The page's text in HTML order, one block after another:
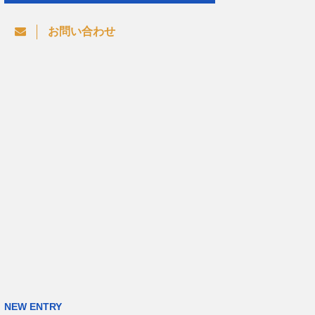
お問い合わせ
NEW ENTRY